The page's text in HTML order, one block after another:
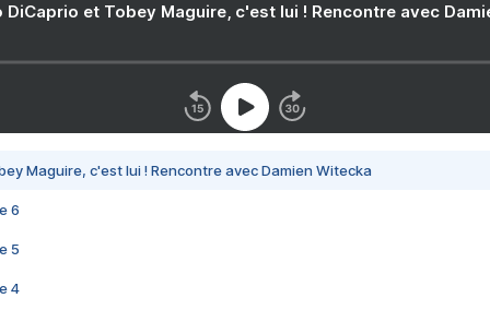
DiCaprio et Tobey Maguire, c'est lui ! Rencontre avec
Maguire, c'est lui ! Rencontre avec Damien Witecka
6
5
4